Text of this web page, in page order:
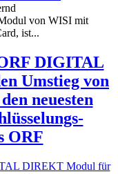
von WISI mit
ist...
DIGITAL
Umstieg von
neuesten
ORF